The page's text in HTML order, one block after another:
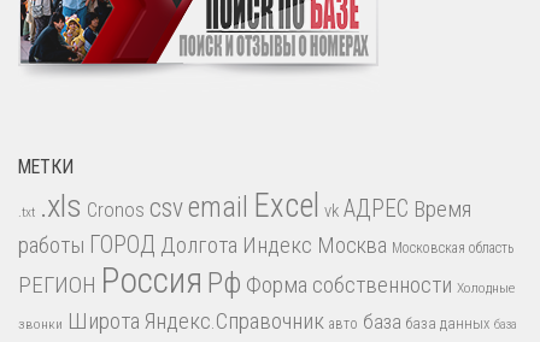
МЕТКИ
.txt .xls Cronos csvemail Excel vk АДРЕС Время
работы ГОРОД Долгота Индекс Москва Московская область
РЕГИОН Россия Рф Форма собственности Холодные
звонки Широта Яндекс.Справочник авто база база данных база